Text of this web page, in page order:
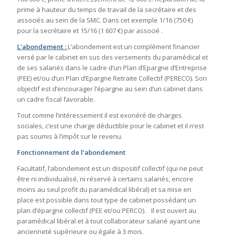
prime à hauteur du temps de travail de la secrétaire et des
associés au sein de la SMC. Dans cet exemple 1/16 (750 €)
pour la secrétaire et 15/16 (1 607 €) par associé .
L’abondement : L’abondement est un complément financier
versé par le cabinet en sus des versements du paramédical et
de ses salariés dans le cadre d’un Plan d’Epargne d’Entreprise
(PEE) et/ou d’un Plan d’Epargne Retraite Collectif (PERECO). Son
objectif est d’encourager l’épargne au sein d’un cabinet dans
un cadre fiscal favorable.
Tout comme l’intéressement il est exonéré de charges
sociales, c’est une charge déductible pour le cabinet et il n’est
pas soumis à l’impôt sur le revenu.
Fonctionnement de l’abondement
Facultatif, l’abondement est un dispositif collectif (qui ne peut
être ni individualisé, ni réservé à certains salariés, encore
moins au seul profit du paramédical libéral) et sa mise en
place est possible dans tout type de cabinet possédant un
plan d’épargne collectif (PEE et/ou PERCO). Il est ouvert au
paramédical libéral et à tout collaborateur salarié ayant une
ancienneté supérieure ou égale à 3 mois.